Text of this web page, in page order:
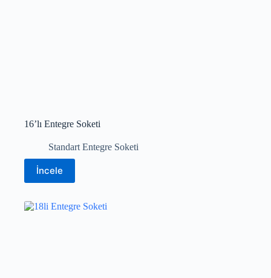
16’lı Entegre Soketi
Standart Entegre Soketi
İncele